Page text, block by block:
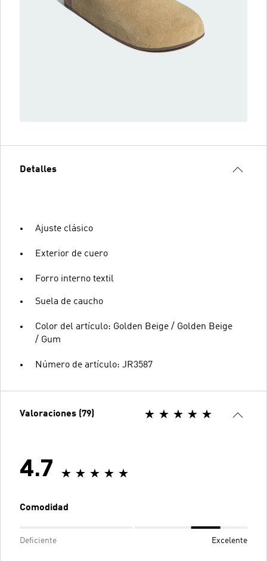
Detalles
Ajuste clásico
Exterior de cuero
Forro interno textil
Suela de caucho
Color del artículo: Golden Beige / Golden Beige
/ Gum
Número de artículo: JR3587
Valoraciones (79)
4.7
Comodidad
Deficiente Excelente